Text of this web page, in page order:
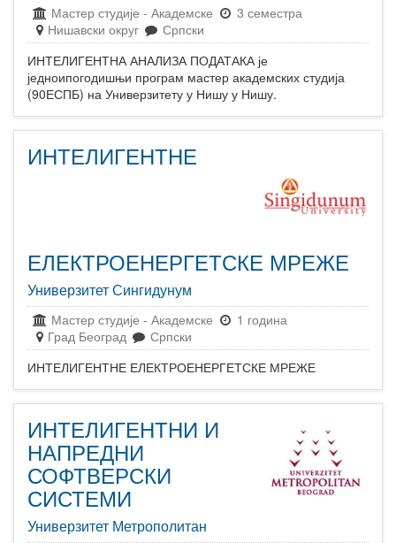
Мастер студије - Академске
3 семестра
Нишавски округ
Српски
ИНТЕЛИГЕНТНА АНАЛИЗА ПОДАТАКА је
једноипогодишњи програм мастер академских студија
(90ЕСПБ) на Универзитету у Нишу у Нишу.
ИНТЕЛИГЕНТНЕ
ЕЛЕКТРОЕНЕРГЕТСКЕ МРЕЖЕ
Универзитет Сингидунум
Мастер студије - Академске
1 година
Град Београд
Српски
ИНТЕЛИГЕНТНЕ ЕЛЕКТРОЕНЕРГЕТСКЕ МРЕЖЕ
ИНТЕЛИГЕНТНИ И
НАПРЕДНИ
СОФТВЕРСКИ
СИСТЕМИ
Универзитет Метрополитан